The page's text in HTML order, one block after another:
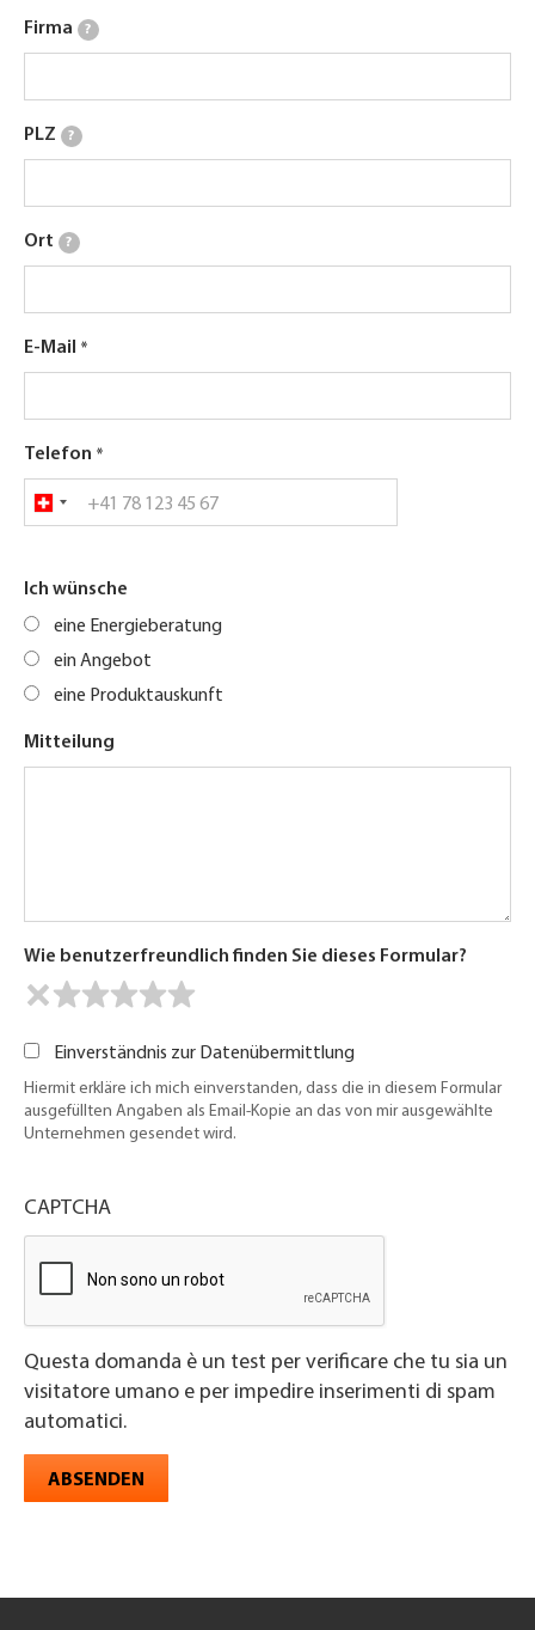
Firma ?
PLZ ?
Ort ?
E-Mail
Telefon
Ich wünsche
eine Energieberatung
ein Angebot
eine Produktauskunft
Mitteilung
Wie benutzerfreundlich finden Sie dieses Formular?
Einverständnis zur Datenübermittlung
Hiermit erkläre ich mich einverstanden, dass die in diesem Formular
ausgefüllten Angaben als Email-Kopie an das von mir ausgewählte
Unternehmen gesendet wird.
CAPTCHA
Questa domanda è un test per verificare che tu sia un
visitatore umano e per impedire inserimenti di spam
automatici.
ABSENDEN